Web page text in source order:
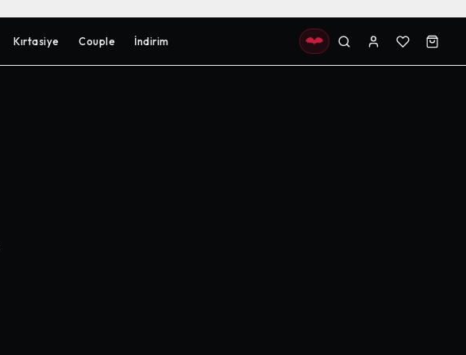
Kırtasiye Couple İndirim